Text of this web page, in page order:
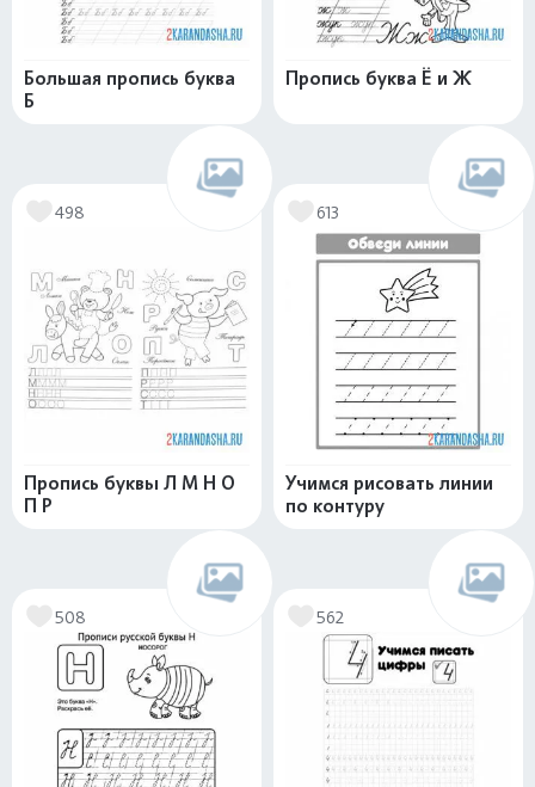
Большая пропись буква
Б
Пропись буква Ё и Ж
498
Пропись буквы Л М Н О
П Р
613
Учимся рисовать линии
по контуру
508 562